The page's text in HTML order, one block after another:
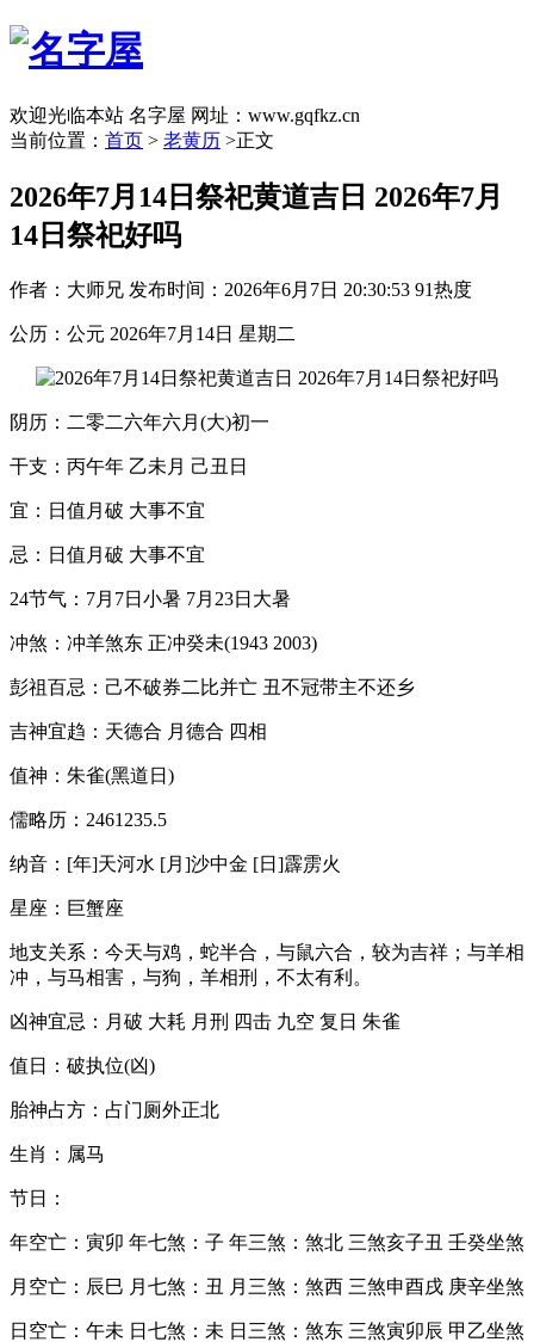
欢迎光临本站 名字屋 网址：www.gqfkz.cn
当前位置： 首页 > 老黄历 >正文
2026年7月14日祭祀黄道吉日 2026年7月
14日祭祀好吗
作者：大师兄 发布时间：2026年6月7日 20:30:53 91热度
公历：公元 2026年7月14日 星期二
阴历：二零二六年六月(大)初一
干支：丙午年 乙未月 己丑日
宜：日值月破 大事不宜
忌：日值月破 大事不宜
24节气：7月7日小暑 7月23日大暑
冲煞：冲羊煞东 正冲癸未(1943 2003)
彭祖百忌：己不破券二比并亡 丑不冠带主不还乡
吉神宜趋：天德合 月德合 四相
值神：朱雀(黑道日)
儒略历：2461235.5
纳音：[年]天河水 [月]沙中金 [日]霹雳火
星座：巨蟹座
地支关系：今天与鸡，蛇半合，与鼠六合，较为吉祥；与羊相
冲，与马相害，与狗，羊相刑，不太有利。
凶神宜忌：月破 大耗 月刑 四击 九空 复日 朱雀
值日：破执位(凶)
胎神占方：占门厕外正北
生肖：属马
节日：
年空亡：寅卯 年七煞：子 年三煞：煞北 三煞亥子丑 壬癸坐煞
月空亡：辰巳 月七煞：丑 月三煞：煞西 三煞申酉戌 庚辛坐煞
日空亡：午未 日七煞：未 日三煞：煞东 三煞寅卯辰 甲乙坐煞